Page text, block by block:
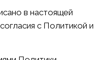
в настоящей
с Политикой и